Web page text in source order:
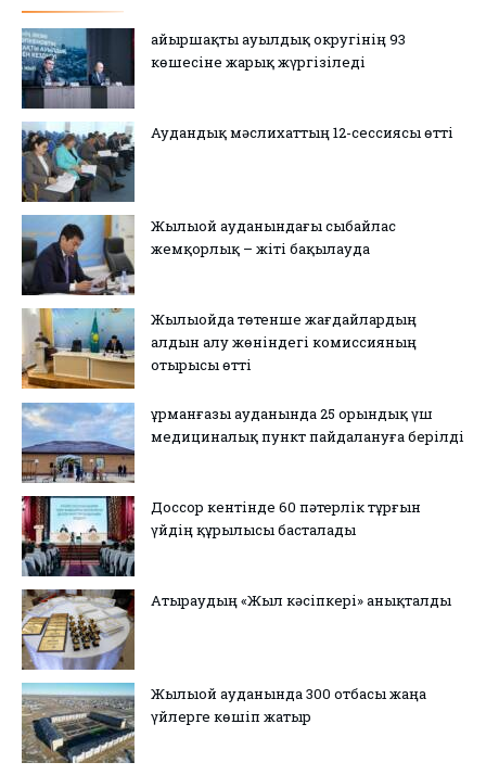
Қайыршақты ауылдық округінің 93
көшесіне жарық жүргізіледі
Аудандық мәслихаттың 12-сессиясы өтті
Жылыой ауданындағы сыбайлас
жемқорлық – жіті бақылауда
Жылыойда төтенше жағдайлардың
алдын алу жөніндегі комиссияның
отырысы өтті
Құрманғазы ауданында 25 орындық үш
медициналық пункт пайдалануға берілді
Доссор кентінде 60 пәтерлік тұрғын
үйдің құрылысы басталады
Атыраудың «Жыл кәсіпкері» анықталды
Жылыой ауданында 300 отбасы жаңа
үйлерге көшіп жатыр